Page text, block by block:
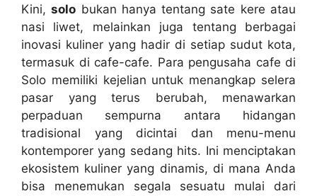
Kini,solo bukan hanya tentang sate kere atau
nasi liwet, melainkan juga tentang berbagai
inovasi kuliner yang hadir di setiap sudut kota,
termasuk di cafe-cafe. Para pengusaha cafe di
Solo memiliki kejelian untuk menangkap selera
pasar yang terus berubah, menawarkan
perpaduan sempurna antara hidangan
tradisional yang dicintai dan menu-menu
kontemporer yang sedang hits. Ini menciptakan
ekosistem kuliner yang dinamis, di mana Anda
bisa menemukan segala sesuatu mulai dari